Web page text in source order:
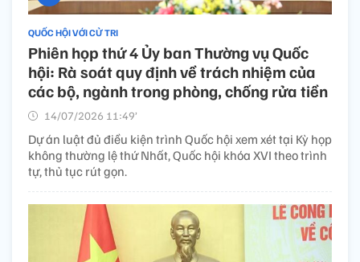
QUỐC HỘI VỚI CỬ TRI
Phiên họp thứ 4 Ủy ban Thường vụ Quốc
hội: Rà soát quy định về trách nhiệm của
các bộ, ngành trong phòng, chống rửa tiền
14/07/2026 11:49’
Dự án luật đủ điều kiện trình Quốc hội xem xét tại Kỳ họp
không thường lệ thứ Nhất, Quốc hội khóa XVI theo trình
tự, thủ tục rút gọn.